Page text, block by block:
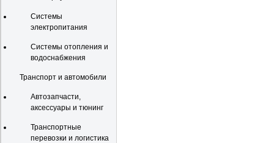
Системы
электропитания
Системы отопления и
водоснабжения
Транспорт и автомобили
Автозапчасти,
аксессуары и тюнинг
Транспортные
перевозки и логистика